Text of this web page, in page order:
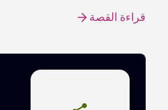
قراءة القصة